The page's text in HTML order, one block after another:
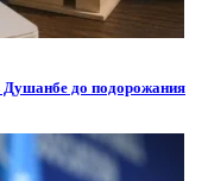
до подорожания